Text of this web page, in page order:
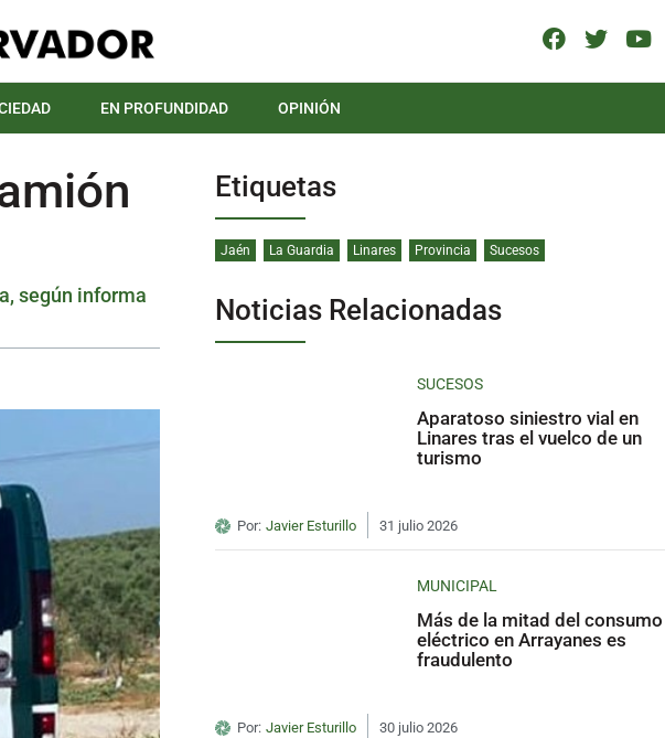
EN PROFUNDIDAD OPINIÓN
según informa
Etiquetas
Jaén La Guardia Linares Provincia Sucesos
Noticias Relacionadas
SUCESOS
Aparatoso siniestro vial en
Linares tras el vuelco de un
turismo
Por: Javier Esturillo 31 julio 2026
MUNICIPAL
Más de la mitad del consumo
eléctrico en Arrayanes es
fraudulento
Por: Javier Esturillo 30 julio 2026